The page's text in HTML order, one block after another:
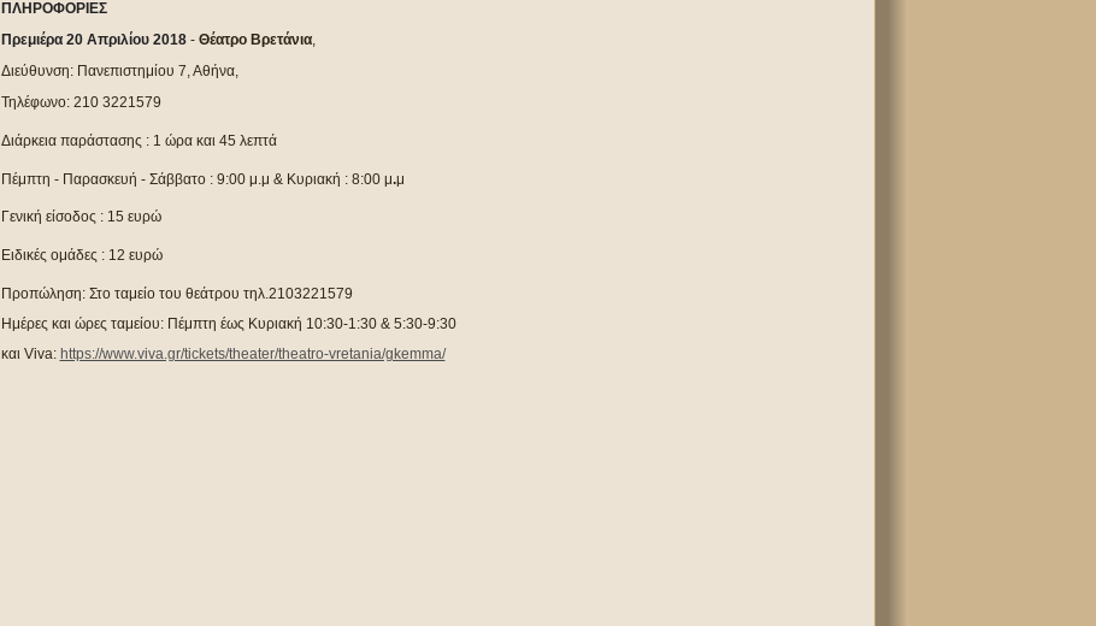
ΠΛΗΡΟΦΟΡΙΕΣ
Πρεμιέρα 20 Απριλίου 2018- Θέατρο Βρετάνια,
Διεύθυνση: Πανεπιστημίου 7, Αθήνα,
Τηλέφωνο: 210 3221579
Διάρκεια παράστασης : 1 ώρα και 45 λεπτά
Πέμπτη - Παρασκευή - Σάββατο : 9:00 μ.μ & Κυριακή : 8:00 μ.μ
Γενική είσοδος : 15 ευρώ
Ειδικές ομάδες : 12 ευρώ
Προπώληση: Στο ταμείο του θεάτρου τηλ.2103221579
Ημέρες και ώρες ταμείου: Πέμπτη έως Κυριακή 10:30-1:30 & 5:30-9:30
και Viva: https://www.viva.gr/tickets/theater/theatro-vretania/gkemma/